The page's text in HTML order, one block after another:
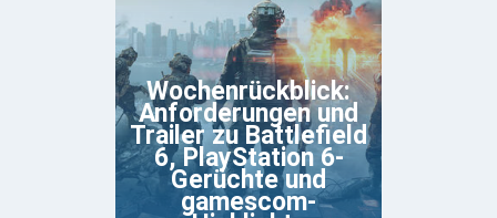
Wochenrückblick:
Anforderungen und
Trailer zu Battlefield
6, PlayStation 6-
Gerüchte und
gamescom-